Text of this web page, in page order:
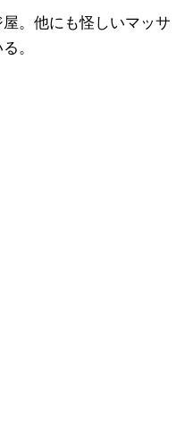
。他にも怪しいマッサ
。